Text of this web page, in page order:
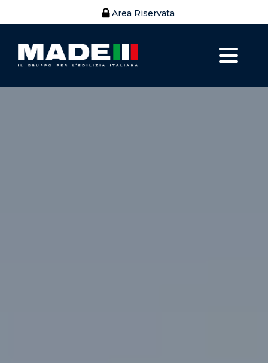
Area Riservata